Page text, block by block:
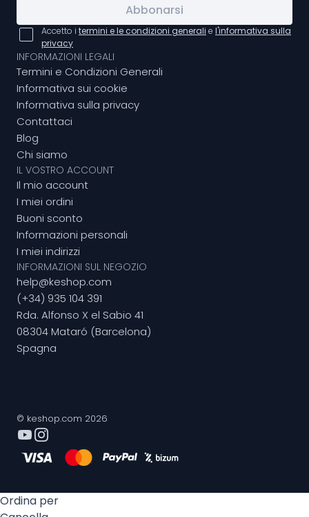
Abbonarsi
Accetto i termini e le condizioni generali e l'informativa sulla
privacy
INFORMAZIONI LEGALI
Termini e Condizioni Generali
Informativa sui cookie
Informativa sulla privacy
Contattaci
Blog
Chi siamo
IL VOSTRO ACCOUNT
Il mio account
I miei ordini
Buoni sconto
Informazioni personali
I miei indirizzi
INFORMAZIONI SUL NEGOZIO
help@keshop.com
(+34) 935 104 391
Rda. Alfonso X el Sabio 41
08304 Mataró (Barcelona)
Spagna
© keshop.com 2026
Ordina per